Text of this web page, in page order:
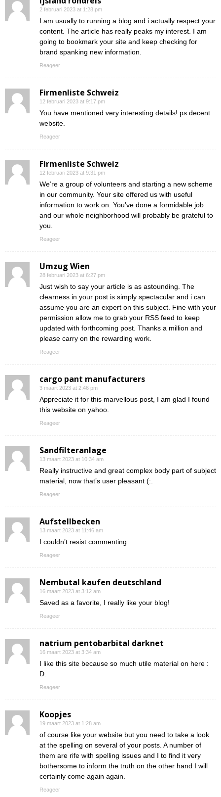
2 februari 2023 at 1:28 pm
I am usually to running a blog and i actually respect your
content. The article has really peaks my interest. I am
going to bookmark your site and keep checking for
brand spanking new information.
Reageer
Firmenliste Schweiz
12 februari 2023 at 9:17 pm
You have mentioned very interesting details! ps decent
website.
Reageer
Firmenliste Schweiz
12 februari 2023 at 9:31 pm
We’re a group of volunteers and starting a new scheme
in our community. Your site offered us with useful
information to work on. You’ve done a formidable job
and our whole neighborhood will probably be grateful to
you.
Reageer
Umzug Wien
28 februari 2023 at 6:27 pm
Just wish to say your article is as astounding. The
clearness in your post is simply spectacular and i can
assume you are an expert on this subject. Fine with your
permission allow me to grab your RSS feed to keep
updated with forthcoming post. Thanks a million and
please carry on the rewarding work.
Reageer
cargo pant manufacturers
3 maart 2023 at 2:46 pm
Appreciate it for this marvellous post, I am glad I found
this website on yahoo.
Reageer
Sandfilteranlage
13 maart 2023 at 10:34 am
Really instructive and great complex body part of subject
material, now that’s user pleasant (:.
Reageer
Aufstellbecken
13 maart 2023 at 11:46 am
I couldn’t resist commenting
Reageer
Nembutal kaufen deutschland
16 maart 2023 at 3:12 am
Saved as a favorite, I really like your blog!
Reageer
natrium pentobarbital darknet
16 maart 2023 at 3:34 am
I like this site because so much utile material on here :
D.
Reageer
Koopjes
19 maart 2023 at 1:28 am
of course like your website but you need to take a look
at the spelling on several of your posts. A number of
them are rife with spelling issues and I to find it very
bothersome to inform the truth on the other hand I will
certainly come again again.
Reageer